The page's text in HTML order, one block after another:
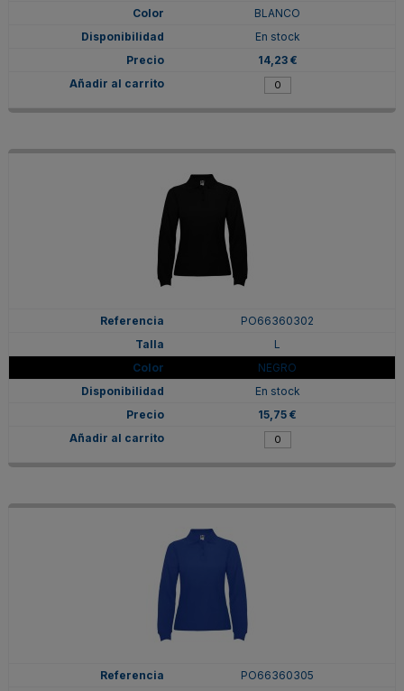
BLANCO
En stock
14,23 €
PO66360302
L
NEGRO
En stock
15,75 €
PO66360305